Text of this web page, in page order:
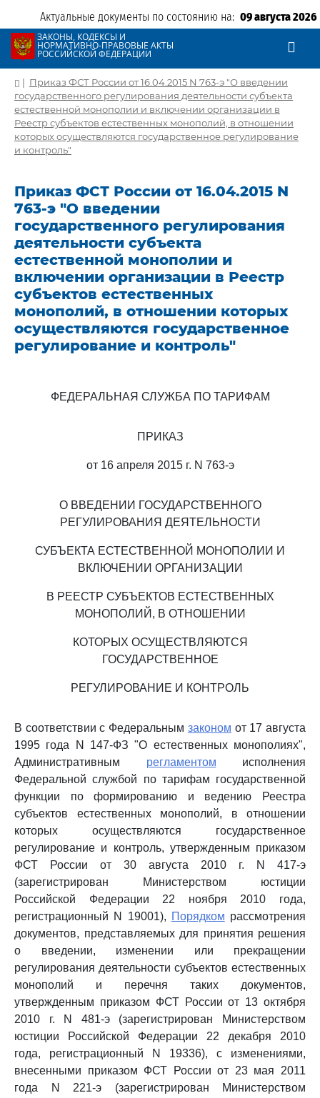
Актуальные документы по состоянию на: 09 августа 2026
ЗАКОНЫ, КОДЕКСЫ И
НОРМАТИВНО-ПРАВОВЫЕ АКТЫ
РОССИЙСКОЙ ФЕДЕРАЦИИ
| Приказ ФСТ России от 16.04.2015 N 763-э "О введении
государственного регулирования деятельности субъекта
естественной монополии и включении организации в
Реестр субъектов естественных монополий, в отношении
которых осуществляются государственное регулирование
и контроль"
Приказ ФСТ России от 16.04.2015 N
763-э "О введении
государственного регулирования
деятельности субъекта
естественной монополии и
включении организации в Реестр
субъектов естественных
монополий, в отношении которых
осуществляются государственное
регулирование и контроль"
ФЕДЕРАЛЬНАЯ СЛУЖБА ПО ТАРИФАМ
ПРИКАЗ
от 16 апреля 2015 г. N 763-э
О ВВЕДЕНИИ ГОСУДАРСТВЕННОГО
РЕГУЛИРОВАНИЯ ДЕЯТЕЛЬНОСТИ
СУБЪЕКТА ЕСТЕСТВЕННОЙ МОНОПОЛИИ И
ВКЛЮЧЕНИИ ОРГАНИЗАЦИИ
В РЕЕСТР СУБЪЕКТОВ ЕСТЕСТВЕННЫХ
МОНОПОЛИЙ, В ОТНОШЕНИИ
КОТОРЫХ ОСУЩЕСТВЛЯЮТСЯ
ГОСУДАРСТВЕННОЕ
РЕГУЛИРОВАНИЕ И КОНТРОЛЬ
В соответствии с Федеральным законом от 17 августа
1995 года N 147-ФЗ "О естественных монополиях",
Административным регламентом исполнения
Федеральной службой по тарифам государственной
функции по формированию и ведению Реестра
субъектов естественных монополий, в отношении
которых осуществляются государственное
регулирование и контроль, утвержденным приказом
ФСТ России от 30 августа 2010 г. N 417-э
(зарегистрирован Министерством юстиции
Российской Федерации 22 ноября 2010 года,
регистрационный N 19001), Порядком рассмотрения
документов, представляемых для принятия решения
о введении, изменении или прекращении
регулирования деятельности субъектов естественных
монополий и перечня таких документов,
утвержденным приказом ФСТ России от 13 октября
2010 г. N 481-э (зарегистрирован Министерством
юстиции Российской Федерации 22 декабря 2010
года, регистрационный N 19336), с изменениями,
внесенными приказом ФСТ России от 23 мая 2011
года N 221-э (зарегистрирован Министерством